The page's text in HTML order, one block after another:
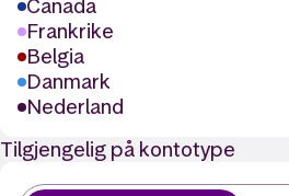
Canada
Frankrike
Belgia
Danmark
Nederland
Tilgjengelig på kontotype